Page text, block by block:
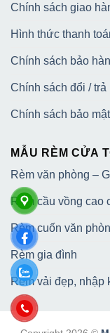
Chính sách giao
Hình thức thanh
Chính sách bảo
Chính sách đổi / trả
Chính sách bảo mật
MẪU RÈM CỬA
Rèm văn phòng –
Rèm cầu vồng cao
Rèm cuốn văn
Rèm gia đình
Rèm vải đẹp, nhập